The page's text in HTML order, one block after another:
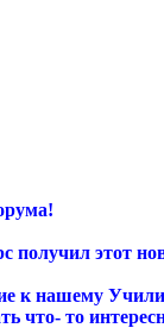
получил этот
к нашему
что- то